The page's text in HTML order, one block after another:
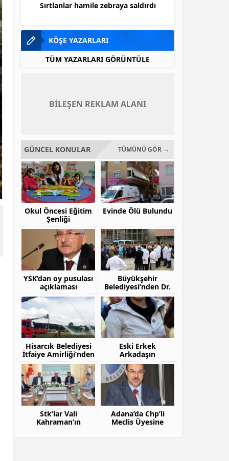
Sırtlanlar hamile zebraya saldırdı
KÖŞE YAZARLARI
TÜM YAZARLARI GÖRÜNTÜLE
BİLEŞEN REKLAM ALANI
GÜNCEL KONULAR TÜMÜNÜ GÖR →
Okul Öncesi Eğitim
Şenliği
Evinde Ölü Bulundu
YSK’dan oy pusulası
açıklaması
Büyükşehir
Belediyesi’nden Dr.
Furtun’a Vefa
Hisarcık Belediyesi
İtfaiye Amirliği’nden
Yangın Tatbikatı
Eski Erkek
Arkadaşın
Öldürdüğü Genç Kız
Toprağa Verildi
Stk’lar Vali
Kahraman’ın
Başkanlığında Bir
Adana’da Chp’li
Meclis Üyesine
Silahlı Saldırı